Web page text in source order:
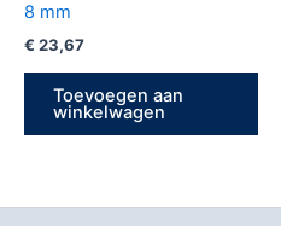
8 mm
€ 23,67
Toevoegen aan
winkelwagen